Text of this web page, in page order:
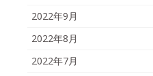
2022年9月
2022年8月
2022年7月